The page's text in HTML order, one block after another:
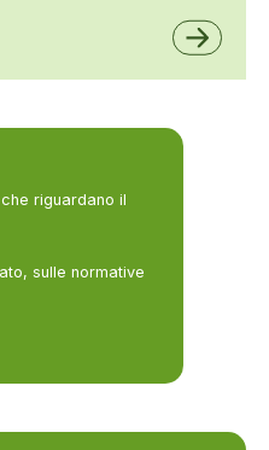
riguardano il
sulle normative